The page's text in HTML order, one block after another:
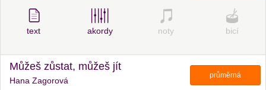
text akordy noty bicí
Můžeš zůstat, můžeš jít
Hana Zagorová
průměrná